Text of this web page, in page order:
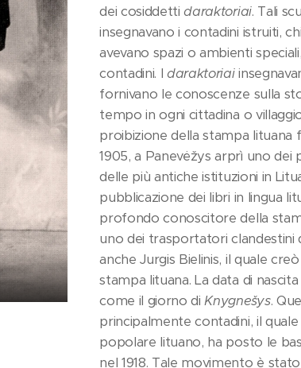
dei cosiddettidaraktoriai. Tali
insegnavano i contadini istruiti,
avevano spazi o ambienti
contadini. Idaraktoriai
fornivano le conoscenze sulla
tempo in ogni cittadina o
proibizione della stampa lituana
1905, a Panevėžys arprì uno dei
delle più antiche istituzioni in
pubblicazione dei libri in lingua
profondo conoscitore della
uno dei trasportatori clandestini
anche Jurgis Bielinis, il quale
stampa lituana. La data di
come il giorno diKnygnešys.
principalmente contadini, il
popolare lituano, ha posto le
nel 1918. Tale movimento è